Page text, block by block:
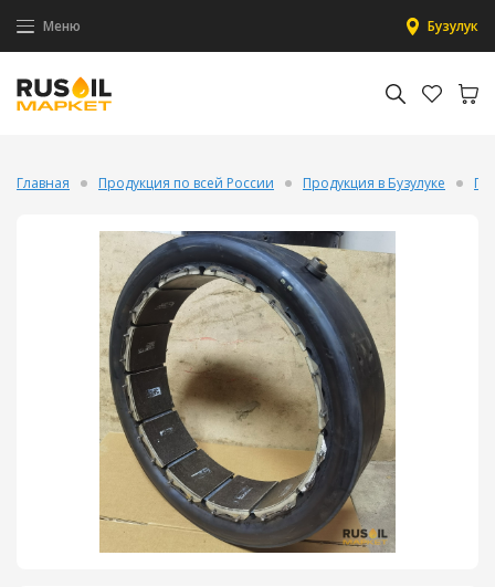
Меню Бузулук
Главная Продукция по всей России Продукция в Бузулуке